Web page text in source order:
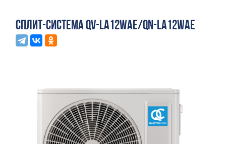
СПЛИТ-СИСТЕМА QV-LA12WAE/QN-LA12WAE